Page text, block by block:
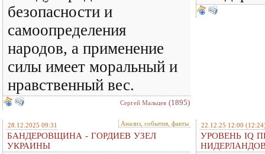
безопасности и
самоопределения
народов, а применение
силы имеет моральный и
нравственный вес.
Сергей Мальцев (1895)
28.12.2025 09:31 Анализ, события, факты
БАНДЕРОВЩИНА - ГОРДИЕВ УЗЕЛ
УКРАИНЫ
22.12.25 12:00
УРОВЕНЬ IQ